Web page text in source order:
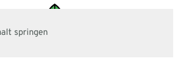
springen